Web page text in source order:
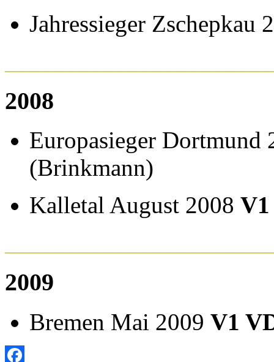
Jahressieger Zschepkau
2008
Europasieger Dortmund
(Brinkmann)
Kalletal August 2008
2009
Bremen Mai 2009 V1